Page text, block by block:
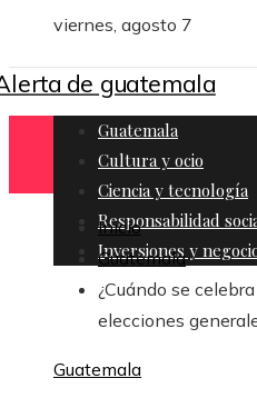
viernes, agosto 7
Guatemala
Cultura y ocio
Ciencia y tecnología
Responsabilidad
Inversiones y
Inicio
Guatemala
¿Cuándo se
elecciones
Guatemala